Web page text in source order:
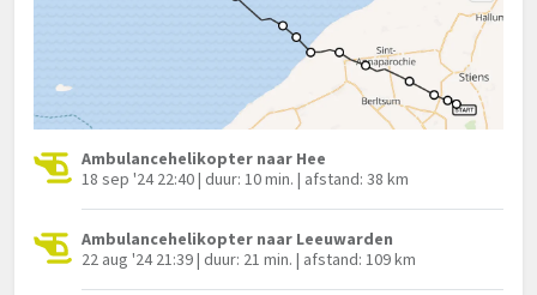
Ambulancehelikopter naar Hee
18 sep '24 22:40 | duur: 10 min. | afstand: 38 km
Ambulancehelikopter naar Leeuwarden
22 aug '24 21:39 | duur: 21 min. | afstand: 109 km